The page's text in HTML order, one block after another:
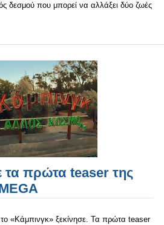
δεσμού που μπορεί να αλλάξει δύο ζωές
τα πρώτα teaser της
«Κάμπινγκ» ξεκίνησε. Τα πρώτα teaser